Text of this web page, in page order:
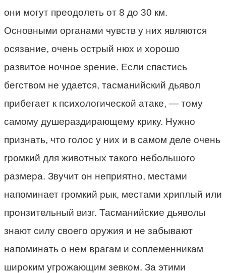
они могут преодолеть от 8 до 30 км.
Основными органами чувств у них являются
осязание, очень острый нюх и хорошо
развитое ночное зрение. Если спастись
бегством не удается, тасманийский дьявол
прибегает к психологической атаке, — тому
самому душераздирающему крику. Нужно
признать, что голос у них и в самом деле очень
громкий для животных такого небольшого
размера. Звучит он неприятно, местами
напоминает громкий рык, местами хриплый или
пронзительный визг. Тасманийские дьяволы
знают силу своего оружия и не забывают
напоминать о нем врагам и соплеменникам
широким угрожающим зевком. За этими